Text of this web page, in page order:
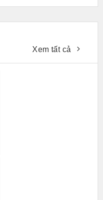
Xem tất cả